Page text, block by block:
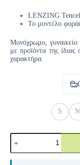
LENZING
Το μοντέλο
Μονόχρωμο,
με προϊόντα της ίδιας
χαρακτήρα.
S
A